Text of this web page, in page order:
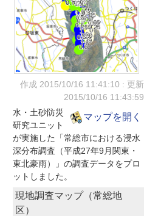
作成 2015/10/16 11:41:10 : 更新
2015/10/16 11:43:59
マップを開く
水・土砂防災
研究ユニット
が実施した「常総市における浸水
深分布調査（平成27年9月関東・
東北豪雨）」の調査データをプロ
ットしました。
現地調査マップ（常総地
区）